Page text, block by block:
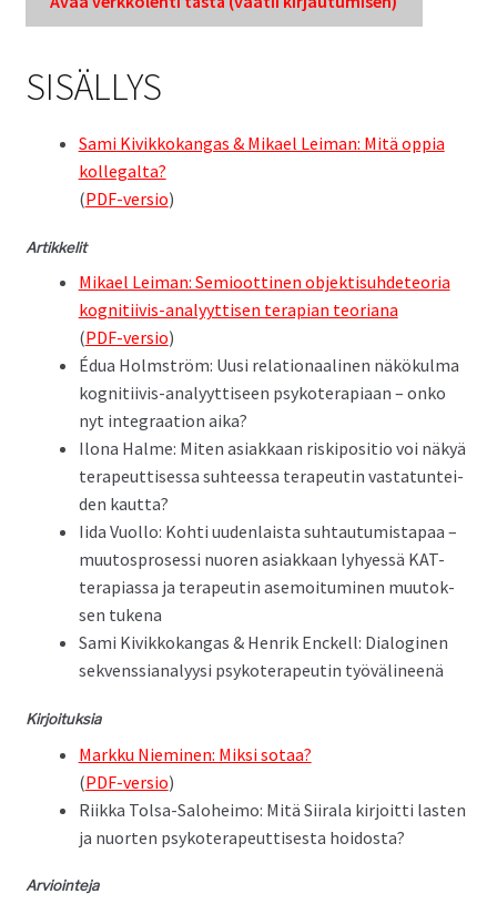
SISÄLLYS
Sami Kivikkokan­gas & Mikael Leiman: Mitä oppia
kol­le­gal­ta?
(PDF-ver­sio)
Artikke­lit
Mikael Leiman: Semi­oot­ti­nen objek­tisuhde­teo­ria
kog­ni­ti­ivis-ana­lyyt­tisen ter­api­an teo­ri­ana
(PDF-ver­sio)
Édua Holm­ström: Uusi rela­tion­aa­li­nen näkökul­ma
kog­ni­ti­ivis-ana­lyyt­tiseen psykoter­api­aan – onko
nyt inte­graa­tion aika?
Ilona Halme: Miten asi­akkaan riskipo­si­tio voi näkyä
ter­apeut­tises­sa suh­teessa ter­apeutin vas­tatun­tei­
den kautta?
Iida Vuol­lo: Kohti uuden­laista suh­tau­tu­mistapaa –
muu­tospros­es­si nuoren asi­akkaan lyhyessä KAT-
ter­api­as­sa ja ter­apeutin ase­moi­tu­mi­nen muu­tok­
sen tukena
Sami Kivikkokan­gas & Hen­rik Enck­ell: Dialogi­nen
sekvenssi­ana­lyysi psykoter­apeutin työvälineenä
Kir­joituk­sia
Markku Niem­i­nen: Mik­si sotaa?
(PDF-ver­sio)
Riik­ka Tol­sa-Salo­heimo: Mitä Siirala kir­joit­ti las­ten
ja nuorten psykoter­apeut­tis­es­ta hoidosta?
Arvioin­te­ja